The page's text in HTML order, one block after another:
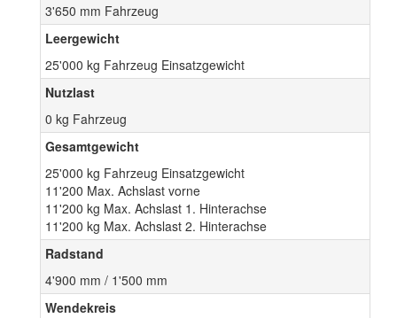
3'650 mm Fahrzeug
Leergewicht
25'000 kg Fahrzeug Einsatzgewicht
Nutzlast
0 kg Fahrzeug
Gesamtgewicht
25'000 kg Fahrzeug Einsatzgewicht
11'200 Max. Achslast vorne
11'200 kg Max. Achslast 1. Hinterachse
11'200 kg Max. Achslast 2. Hinterachse
Radstand
4'900 mm / 1'500 mm
Wendekreis